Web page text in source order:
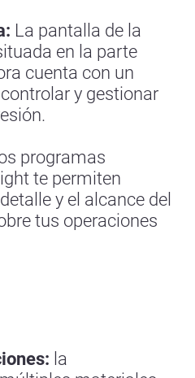
La pantalla de la
en la parte
cuenta con un
y gestionar
programas
te permiten
y el alcance del
tus operaciones
la